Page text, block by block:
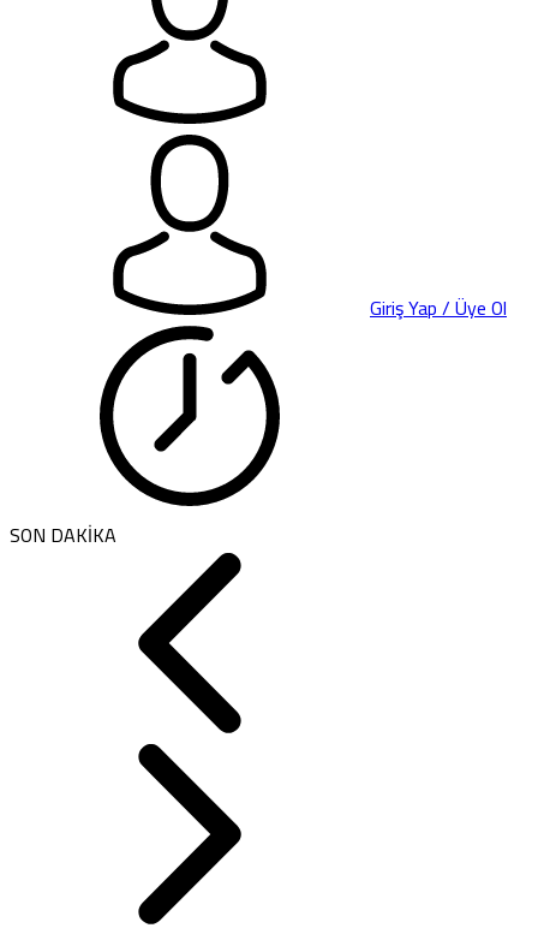
Giriş Yap / Üye Ol
SON DAKİKA